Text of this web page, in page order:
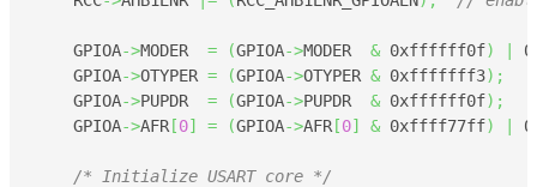
    GPIOA
->MODER = (GPIOA->MODER & 0xffffff0f) |
    GPIOA
->OTYPER = (GPIOA->OTYPER & 0xfffffff3) ;
    GPIOA
->PUPDR = (GPIOA->PUPDR & 0xffffff0f) ;
    GPIOA
->AFR[0] = (GPIOA->AFR[0] & 0xffff77ff) |
/* Initialize USART core */